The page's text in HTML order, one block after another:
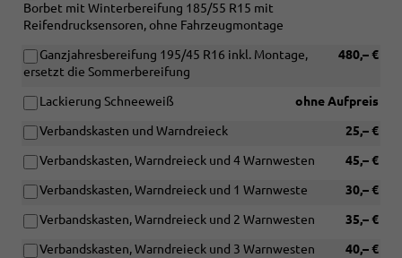
Borbet mit Winterbereifung 185/55 R15 mit
Reifendrucksensoren, ohne Fahrzeugmontage
480,– €
Ganzjahresbereifung 195/45 R16 inkl. Montage,
ersetzt die Sommerbereifung
ohne Aufpreis
Lackierung Schneeweiß
25,– €
Verbandskasten und Warndreieck
45,– €
Verbandskasten, Warndreieck und 4 Warnwesten
30,– €
Verbandskasten, Warndreieck und 1 Warnweste
35,– €
Verbandskasten, Warndreieck und 2 Warnwesten
40,– €
Verbandskasten, Warndreieck und 3 Warnwesten